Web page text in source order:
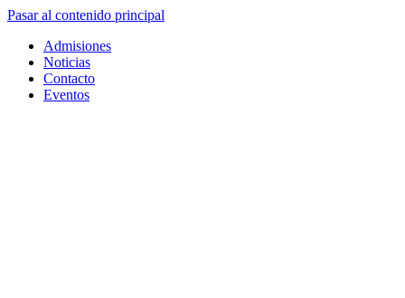
Pasar al contenido principal
Admisiones
Noticias
Contacto
Eventos